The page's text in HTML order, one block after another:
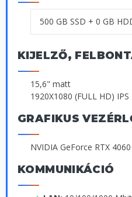
KIJELZŐ,
15,6" matt
1920X1080 (FULL HD) IPS
GRAFIKUS
NVIDIA GeForce RTX
KOMMUNIKÁCIÓ